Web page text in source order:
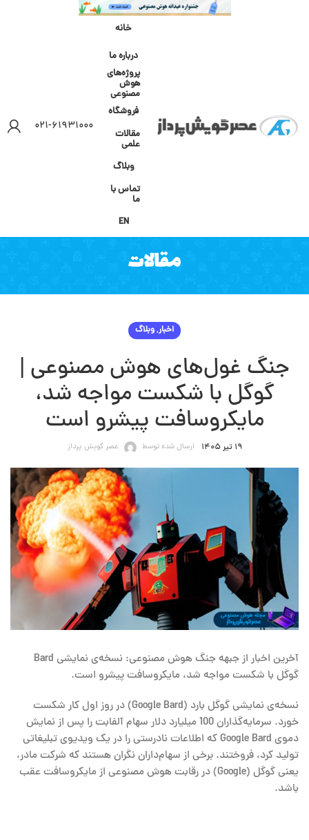
خانه
درباره ما
پروژه‌های
هوش
مصنوعی
فروشگاه
مقالات
علمی
وبلاگ
تماس با
ما
EN
۰۲۱-۶۱۹۳۱۰۰۰
مقالات
اخبار,وبلاگ
جنگ غول‌های هوش مصنوعی |
گوگل با شکست مواجه شد،
مایکروسافت پیشرو است
۱۹ تیر ۱۴۰۵ ارسال شده توسط عصر گویش پرداز
آخرین اخبار از جبهه جنگ هوش مصنوعی: نسخه‌ی نمایشی Bard
گوگل با شکست مواجه شد، مایکروسافت پیشرو است.
نسخه‌ی نمایشی گوگل بارد (Google Bard) در روز اول کار شکست
خورد. سرمایه‌گذاران 100 میلیارد دلار سهام آلفابت را پس از نمایش
دموی Google Bard که اطلاعات نادرستی را در یک ویدیوی تبلیغاتی
تولید کرد، فروختند. برخی از سهام‌داران نگران هستند که شرکت مادر،
یعنی گوگل (Google) در رقابت هوش مصنوعی از مایکروسافت عقب
باشد.